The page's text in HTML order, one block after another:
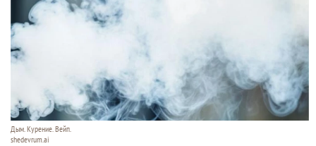
Дым. Курение. Вейп.
shedevrum.ai